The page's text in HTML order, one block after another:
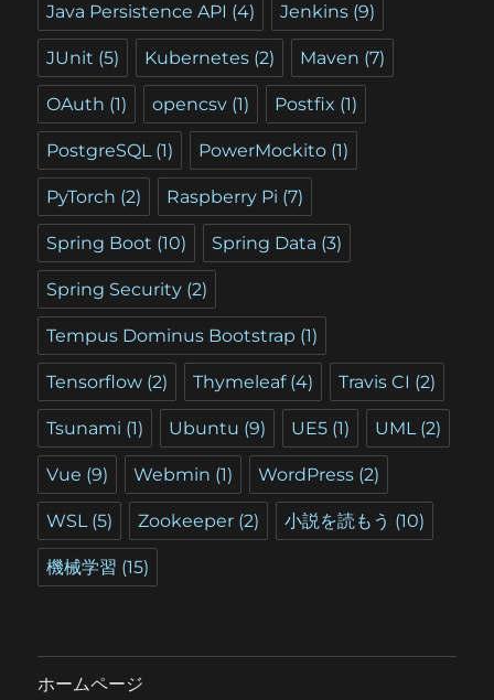
Java Persistence API (4) Jenkins (9)
JUnit (5) Kubernetes (2) Maven (7)
OAuth (1) opencsv (1) Postfix (1)
PostgreSQL(1) PowerMockito (1)
PyTorch (2) Raspberry Pi (7)
Spring Boot (10) Spring Data (3)
Spring Security (2)
Tempus Dominus Bootstrap (1)
Tensorflow (2) Thymeleaf(4) Travis CI (2)
Tsunami (1) Ubuntu (9) UE5 (1) UML(2)
Vue (9) Webmin (1) WordPress (2)
WSL(5) Zookeeper (2) 小説を読もう (10)
機械学習 (15)
ホームページ